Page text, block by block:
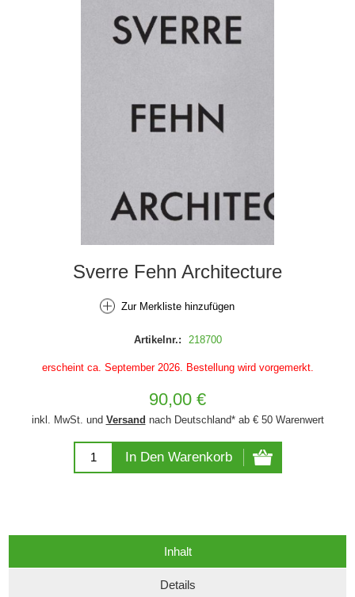
Sverre Fehn Architecture
Zur Merkliste hinzufügen
Artikelnr.: 218700
erscheint ca. September 2026. Bestellung wird vorgemerkt.
90,00 €
inkl. MwSt. und Versand nach Deutschland* ab € 50 Warenwert
In Den Warenkorb
Inhalt
Details